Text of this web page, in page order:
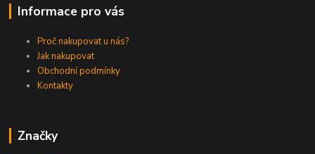
Informace pro vás
Proč nakupovat u nás?
Jak nakupovat
Obchodní podmínky
Kontakty
Značky